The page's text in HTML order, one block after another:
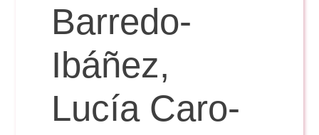
Periodismo
Publicidad y RR.PP
Exámenes Grado
PeriodismoSecretaría Virtual
Barredo-
Ibáñez,
Lucía Caro-